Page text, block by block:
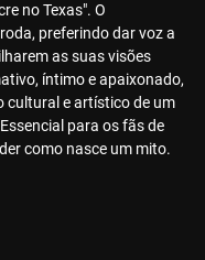
no Texas". O
preferindo dar voz a
as suas visões
íntimo e apaixonado,
cultural e artístico de um
para os fãs de
como nasce um mito.